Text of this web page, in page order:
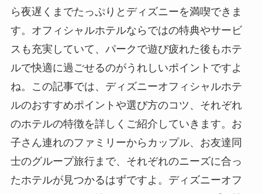
ら夜遅くまでたっぷりとディズニーを満喫できま
す。オフィシャルホテルならではの特典やサービ
スも充実していて、パークで遊び疲れた後もホテ
ルで快適に過ごせるのがうれしいポイントですよ
ね。この記事では、ディズニーオフィシャルホテ
ルのおすすめポイントや選び方のコツ、それぞれ
のホテルの特徴を詳しくご紹介していきます。お
子さん連れのファミリーからカップル、お友達同
士のグループ旅行まで、それぞれのニーズに合っ
たホテルが見つかるはずですよ。ディズニーオフ